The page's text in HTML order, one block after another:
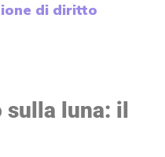
di diritto
luna: il